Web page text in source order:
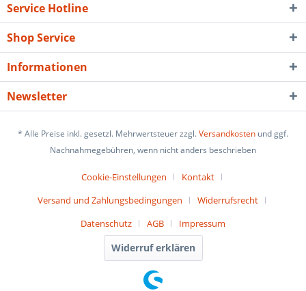
Service Hotline
Shop Service
Informationen
Newsletter
* Alle Preise inkl. gesetzl. Mehrwertsteuer zzgl.Versandkosten und ggf.
Nachnahmegebühren, wenn nicht anders beschrieben
Cookie-Einstellungen
Kontakt
Versand und Zahlungsbedingungen
Widerrufsrecht
Datenschutz
AGB Impressum
Widerruf erklären